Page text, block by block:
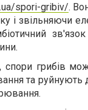
spori-gribiv/.
і звільняючи
спори грибів
та руйнують